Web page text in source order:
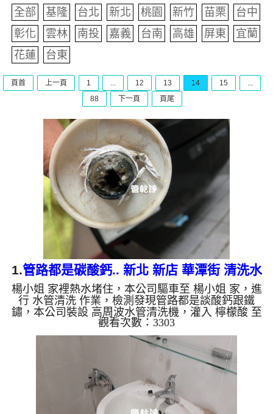
全部 基隆 台北 新北 桃園 新竹 苗栗
台中
彰化
雲林 南投 嘉義 台南 高雄 屏東
宜蘭
花蓮
台東
頁首 上一頁 1 ... 12 13 14 15
...
88
下一頁 頁尾
1.管路都是碳酸鈣.. 新北 新店 華潭街 清洗水
管
楊小姐 家裡熱水堵住，本公司驅車至 楊小姐 家，進
行 水管清洗 作業，檢測發現管路都是談酸鈣跟鐵
鏽，本公司裝設 高周波水管清洗機，灌入 檸檬酸 至
水管，等了約15分，開啟 水管清洗機 ，啟動 螺旋
波 模式，一洗水管就流出髒水，二個多小時後，熱
水出水量恢復正常了。 如是自來水，如水管老化，
會產生鐵鏽跟泥沙堆積，洗出來的水就會是咖啡色，
地下水含有氧化錳，管壁上會結成黑色管垢，洗出來
的水會跟石油一樣黑，有些洗出綠色的水，是因為裡
面有銅的物質，生鏽產生銅綠，如是藍色的水，是因
為水龍頭合金的養化造成...
觀看次數：3303